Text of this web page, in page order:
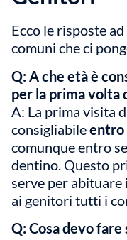
Ecco le risposte
comuni che ci
Q: A che età è
per la prima volta
A: La prima visita
consigliabileentro
comunque entro
dentino. Questo
serve per abituare
ai genitori tutti i
Q: Cosa devo